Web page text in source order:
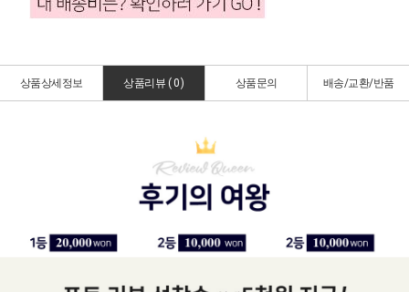
상품상세정보 상품리뷰 ( 0) 상품문의 배송/교환/반품